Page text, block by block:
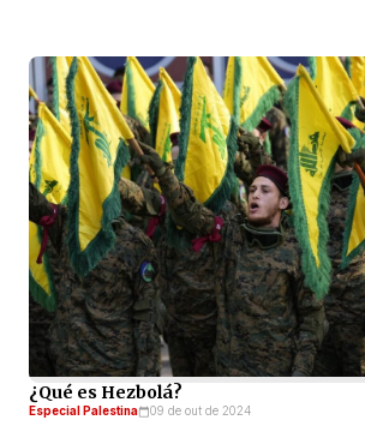
¿Qué es Hezbolá?
Especial Palestina 09 de out de 2024